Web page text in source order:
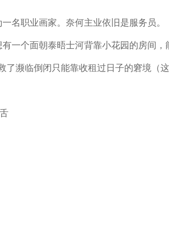
名职业画家。奈何主业依旧是服务员。
一个面朝泰晤士河背靠小花园的房间，
了濒临倒闭只能靠收租过日子的窘境（